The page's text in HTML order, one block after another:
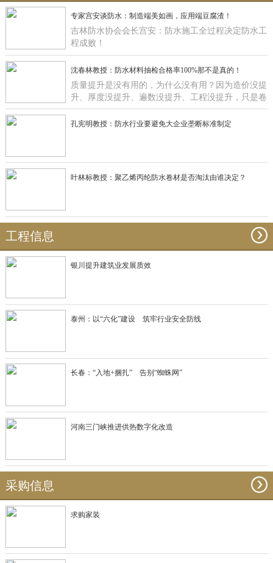
专家宫安谈防水：制造端美如画，应用端豆腐渣！
吉林防水协会会长宫安：防水施工全过程决定防水工
程成败！
沈春林教授：防水材料抽检合格率100%那不是真的！
质量提升是没有用的，为什么没有用？因为造价没提
升、厚度没提升、遍数没提升、工程没提升，只是卷
材在那里提升有什么用啊？
孔宪明教授：防水行业要避免大企业垄断标准制定
叶林标教授：聚乙烯丙纶防水卷材是否淘汰由谁决定？
工程信息
银川提升建筑业发展质效
泰州：以“六化”建设 筑牢行业安全防线
长春：“入地+捆扎” 告别“蜘蛛网”
河南三门峡推进供热数字化改造
采购信息
求购家装